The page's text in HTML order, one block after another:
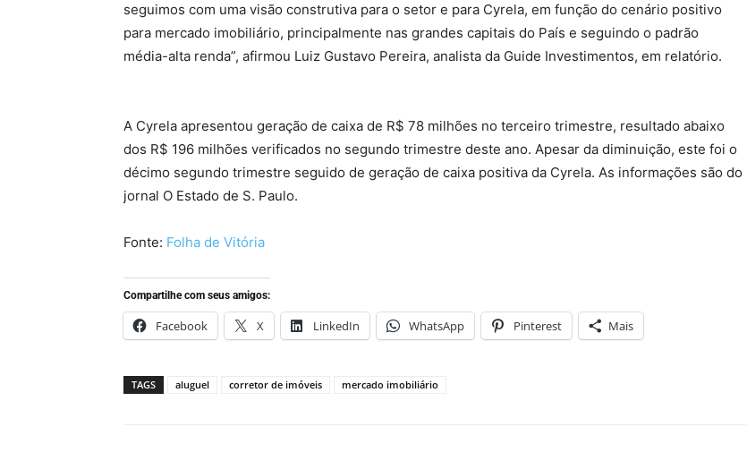
seguimos com uma visão construtiva para o setor e para Cyrela, em função do cenário positivo
para mercado imobiliário, principalmente nas grandes capitais do País e seguindo o padrão
média-alta renda”, afirmou Luiz Gustavo Pereira, analista da Guide Investimentos, em relatório.
A Cyrela apresentou geração de caixa de R$ 78 milhões no terceiro trimestre, resultado abaixo
dos R$ 196 milhões verificados no segundo trimestre deste ano. Apesar da diminuição, este foi o
décimo segundo trimestre seguido de geração de caixa positiva da Cyrela. As informações são do
jornal O Estado de S. Paulo.
Fonte: Folha de Vitória
Compartilhe com seus amigos:
Facebook X LinkedIn WhatsApp Pinterest Mais
TAGS aluguel corretor de imóveis mercado imobiliário